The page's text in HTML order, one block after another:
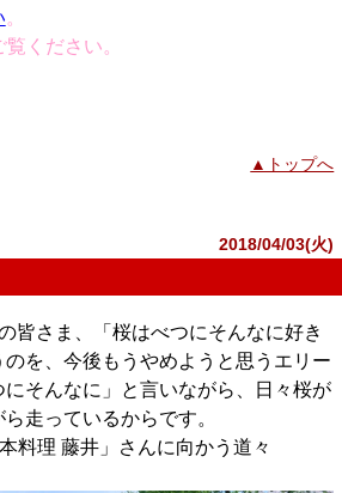
。
覧ください。
▲トップへ
2018/04/03(火)
皆さま、「桜はべつにそんなに好き
を、今後もうやめようと思うエリー
そんなに」と言いながら、日々桜が
走っているからです。
料理 藤井」さんに向かう道々